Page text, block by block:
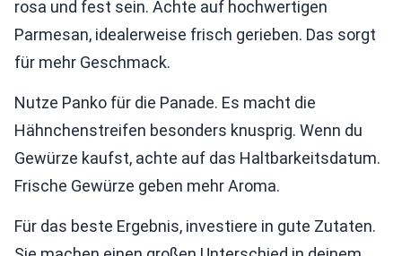
rosa und fest sein. Achte auf hochwertigen
Parmesan, idealerweise frisch gerieben. Das sorgt
für mehr Geschmack.
Nutze Panko für die Panade. Es macht die
Hähnchenstreifen besonders knusprig. Wenn du
Gewürze kaufst, achte auf das Haltbarkeitsdatum.
Frische Gewürze geben mehr Aroma.
Für das beste Ergebnis, investiere in gute Zutaten.